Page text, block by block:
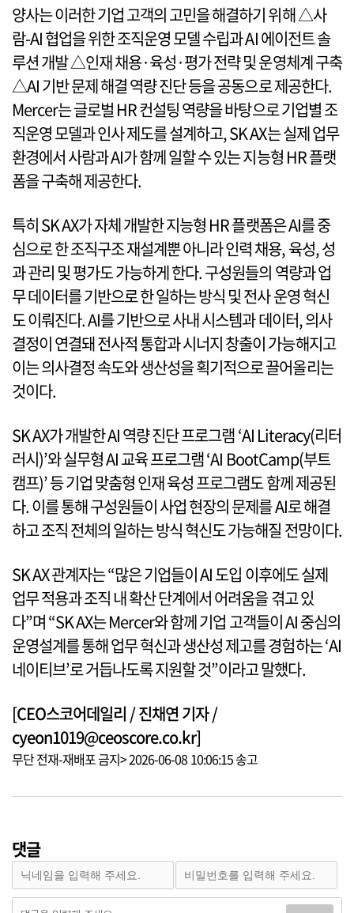
양사는 이러한 기업 고객의 고민을 해결하기 위해 △사
람-AI 협업을 위한 조직운영 모델 수립과 AI 에이전트 솔
루션 개발 △인재 채용·육성·평가 전략 및 운영체계 구축
△AI 기반 문제 해결 역량 진단 등을 공동으로 제공한다.
Mercer는 글로벌 HR 컨설팅 역량을 바탕으로 기업별 조
직운영 모델과 인사 제도를 설계하고, SK AX는 실제 업무
환경에서 사람과 AI가 함께 일할 수 있는 지능형 HR 플랫
폼을 구축해 제공한다.
특히 SK AX가 자체 개발한 지능형 HR 플랫폼은 AI를 중
심으로 한 조직구조 재설계뿐 아니라 인력 채용, 육성, 성
과 관리 및 평가도 가능하게 한다. 구성원들의 역량과 업
무 데이터를 기반으로 한 일하는 방식 및 전사 운영 혁신
도 이뤄진다. AI를 기반으로 사내 시스템과 데이터, 의사
결정이 연결돼 전사적 통합과 시너지 창출이 가능해지고
이는 의사결정 속도와 생산성을 획기적으로 끌어올리는
것이다.
SK AX가 개발한 AI 역량 진단 프로그램 ‘AI Literacy(리터
러시)’와 실무형 AI 교육 프로그램 ‘AI BootCamp(부트
캠프)’ 등 기업 맞춤형 인재 육성 프로그램도 함께 제공된
다. 이를 통해 구성원들이 사업 현장의 문제를 AI로 해결
하고 조직 전체의 일하는 방식 혁신도 가능해질 전망이다.
SK AX 관계자는 “많은 기업들이 AI 도입 이후에도 실제
업무 적용과 조직 내 확산 단계에서 어려움을 겪고 있
다”며 “SK AX는 Mercer와 함께 기업 고객들이 AI 중심의
운영설계를 통해 업무 혁신과 생산성 제고를 경험하는 ‘AI
네이티브’로 거듭나도록 지원할 것”이라고 말했다.
[CEO스코어데일리 / 진채연 기자 /
cyeon1019@ceoscore.co.kr]
무단 전재-재배포 금지> 2026-06-08 10:06:15 송고
댓글